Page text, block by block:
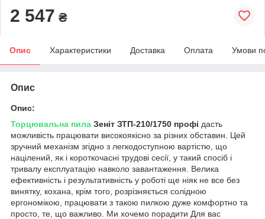
2 547 ₴
Опис Характеристики Доставка Оплата Умови
Опис
Опис:
Торцювальна пила Зеніт ЗТП-210/1750 профі дасть
можливість працювати високоякісно за різних обставин. Цей
зручний механізм згідно з легкодоступною вартістю, що
націлений, як і короткочасні трудові сесії, у такий спосіб і
тривалу експлуатацію навколо завантаження. Велика
ефективність і результативність у роботі ще ніяк не все без
винятку, кохана, крім того, розрізняється солідною
ергономікою, працювати з такою пилкою дуже комфортно та
просто, те, що важливо. Ми хочемо порадити Для вас